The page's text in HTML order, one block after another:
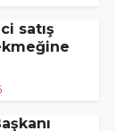
satış